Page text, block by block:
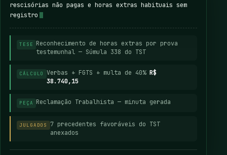
rescisórias não pagas e horas extras habituais sem
registro
TESE
Reconhecimento de horas extras por prova
testemunhal — Súmula 338 do TST
CÁLCULO Verbas + FGTS + multa de 40% R$
38.740,15
PEÇA Reclamação Trabalhista — minuta gerada
JULGADOS
7 precedentes favoráveis do TST
anexados